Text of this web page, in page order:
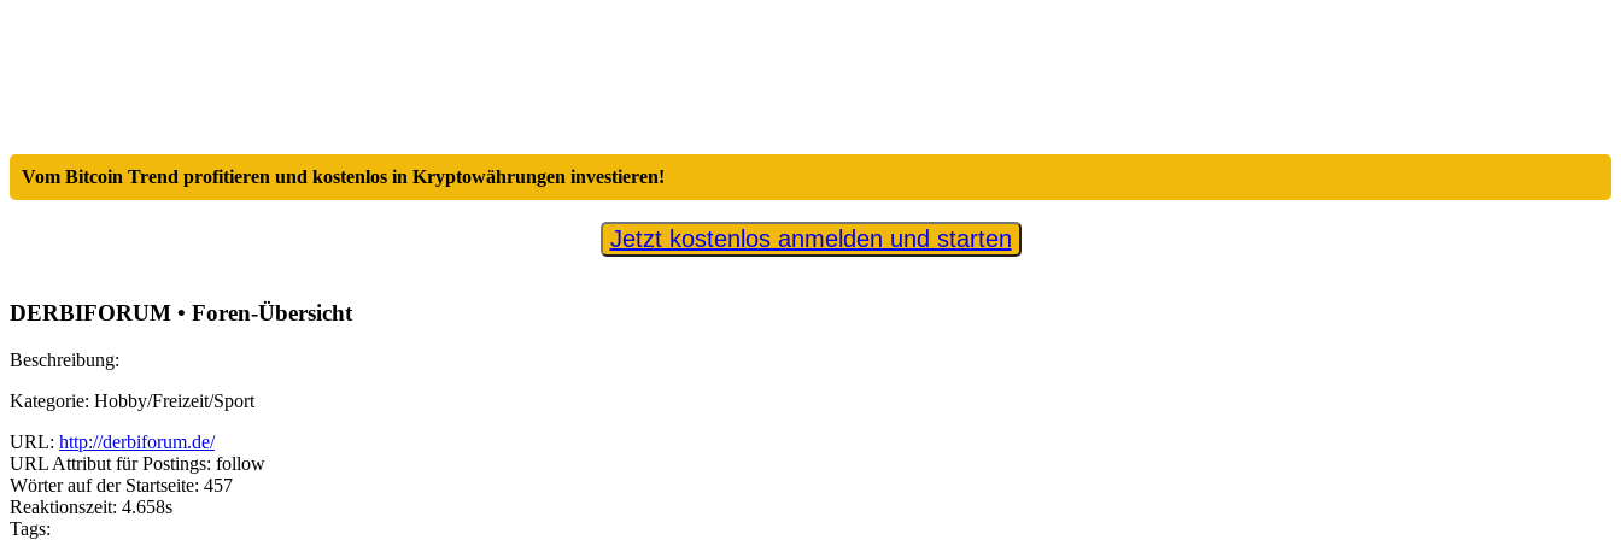
Vom Bitcoin Trend profitieren und kostenlos in Kryptowährungen investieren!
Jetzt kostenlos anmelden und starten
DERBIFORUM • Foren-Übersicht
Beschreibung:
Kategorie: Hobby/Freizeit/Sport
URL: http://derbiforum.de/
URL Attribut für Postings: follow
Wörter auf der Startseite: 457
Reaktionszeit: 4.658s
Tags: